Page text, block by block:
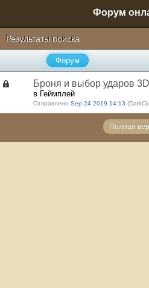
Результаты поиска
Форум
Броня и выбор ударов
в Геймплей
Отправлено Sep 24 2019 14:13
Полная